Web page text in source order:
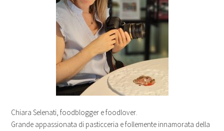
Chiara Selenati, foodblogger e foodlover.
Grande appassionata di pasticceria e follemente innamorata della